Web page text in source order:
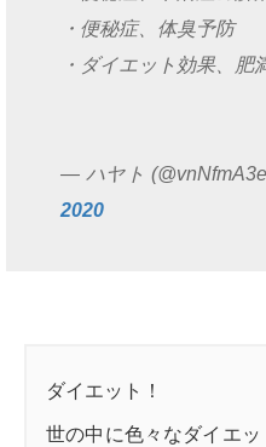
・便秘症、体臭予防
・ダイエット効果、肥
— ハヤト
2020
ダイエット！
世の中に色々なダイエ